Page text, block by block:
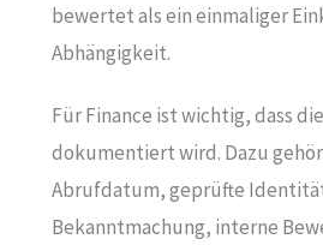
bewertet als ein einmaliger
Abhängigkeit.
Für Finance ist wichtig, dass
dokumentiert wird. Dazu
Abrufdatum, geprüfte
Bekanntmachung, interne